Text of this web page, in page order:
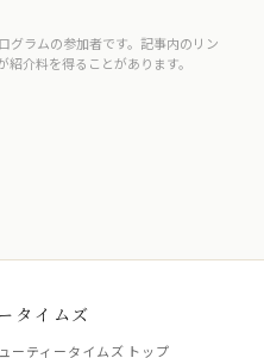
ラムの参加者です。記事内のリン
介料を得ることがあります。
タイムズ
ーティータイムズ トップ